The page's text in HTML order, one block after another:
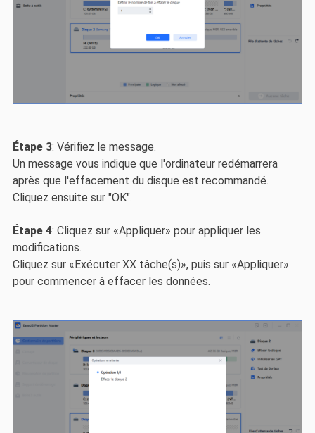
Étape 3: Vérifiez le message.
Un message vous indique que l'ordinateur redémarrera
après que l'effacement du disque est recommandé.
Cliquez ensuite sur "OK".
Étape 4: Cliquez sur «Appliquer» pour appliquer les
modifications.
Cliquez sur «Exécuter XX tâche(s)», puis sur «Appliquer»
pour commencer à effacer les données.